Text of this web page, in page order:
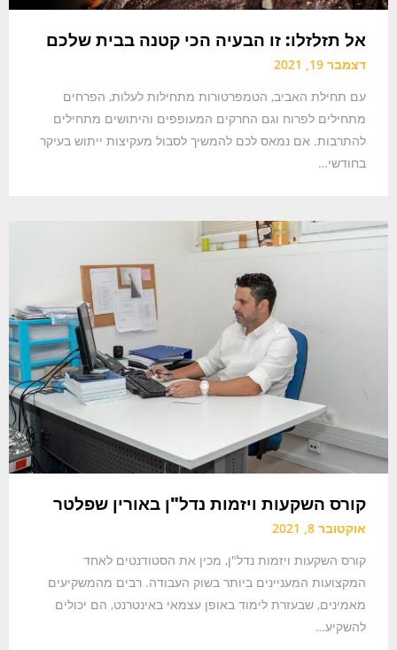
אל תזלזלו: זו הבעיה הכי קטנה בבית שלכם
דצמבר 19, 2021
עם תחילת האביב, הטמפרטורות מתחילות לעלות, הפרחים
מתחילים לפרוח וגם החרקים המעופפים והיתושים מתחילים
להתרבות. אם נמאס לכם להמשיך לסבול מעקיצות ייתוש בעיקר
בחודשי…
קורס השקעות ויזמות נדל"ן באורין שפלטר
אוקטובר 8, 2021
קורס השקעות ויזמות נדל"ן, מכין את הסטודנטים לאחד
המקצועות המעניינים ביותר בשוק העבודה. רבים מהמשקיעים
מאמינים, שבעזרת לימוד באופן עצמאי באינטרנט, הם יכולים
להשקיע…